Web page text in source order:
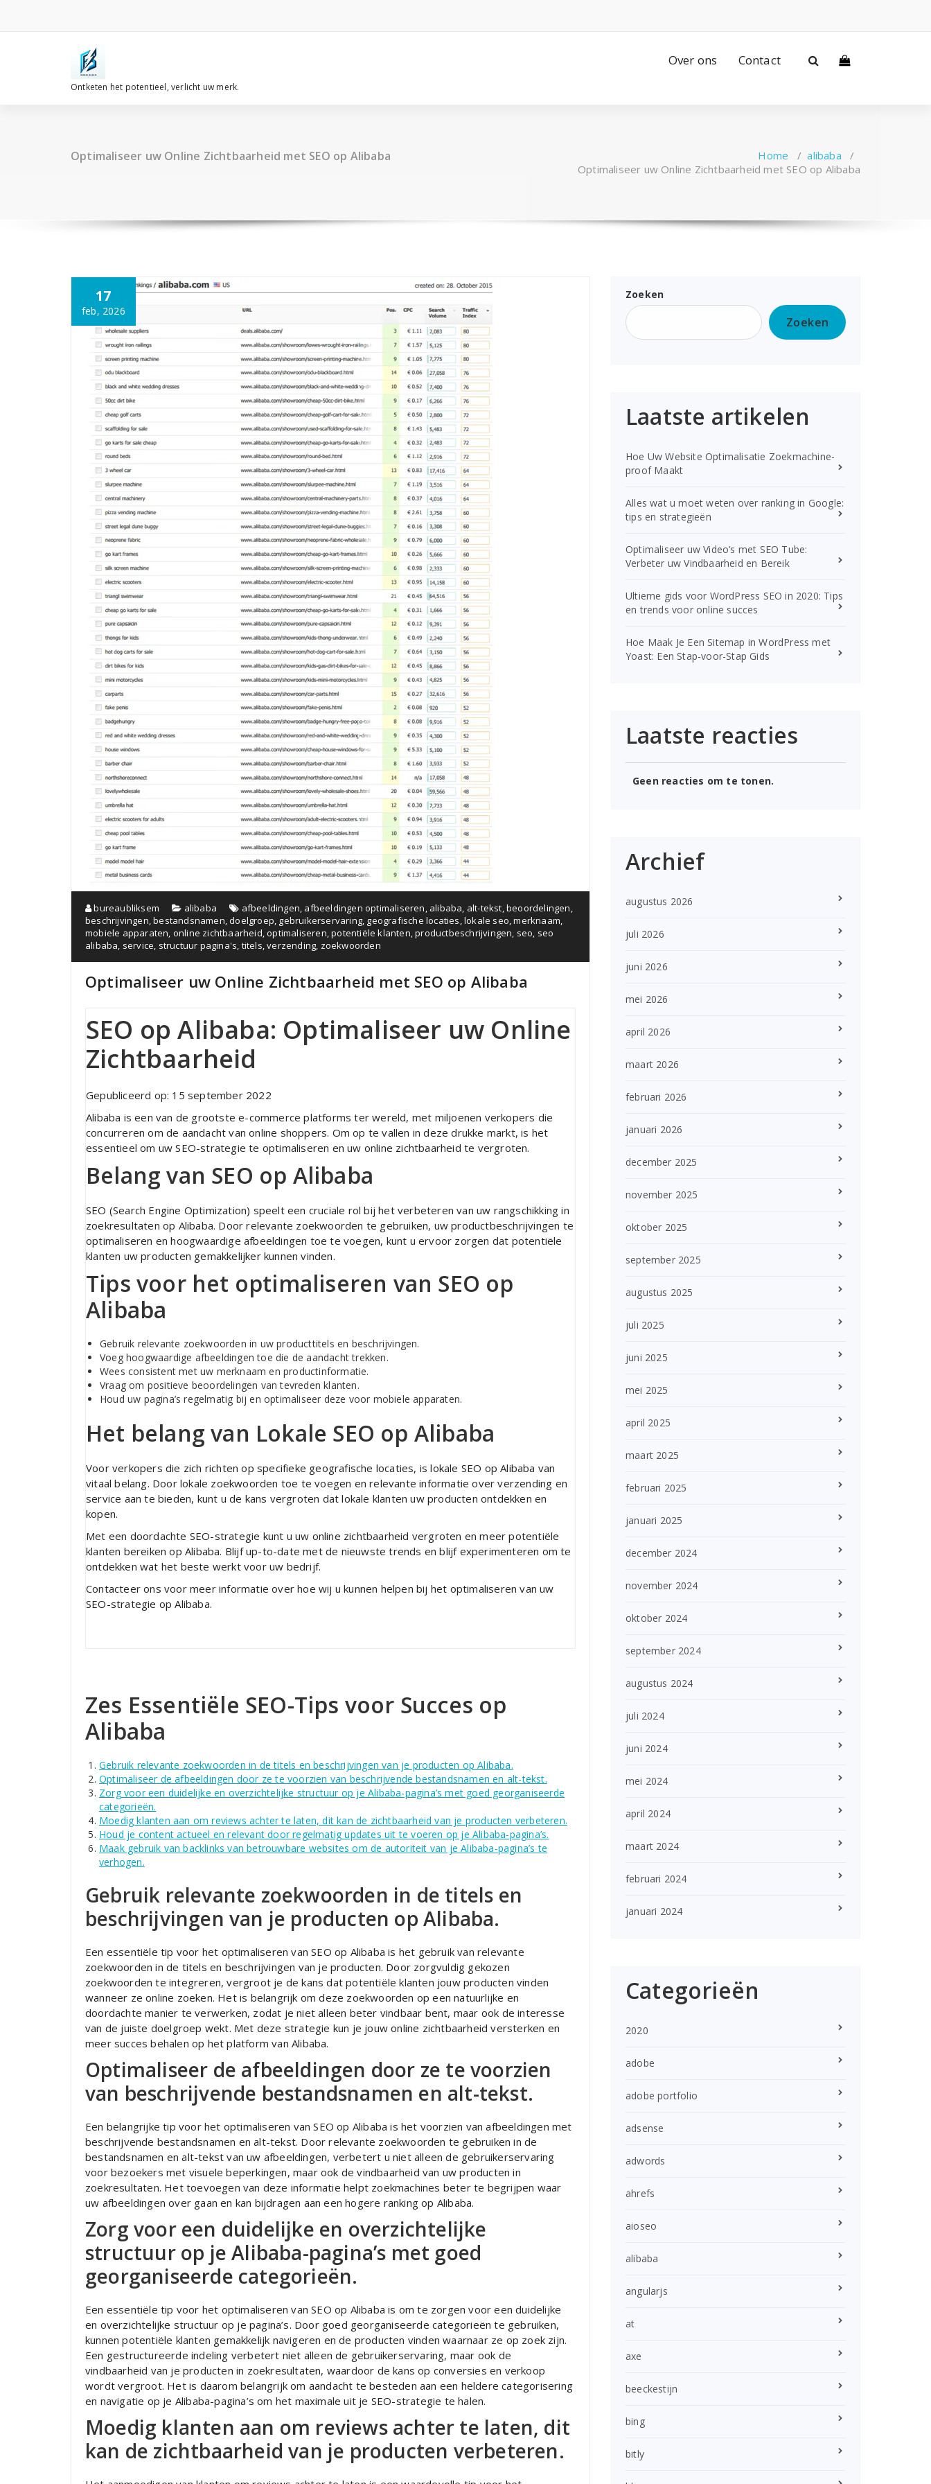
de
Ontketen het potentieel, verlicht uw merk.
Over ons Contact
Optimaliseer uw Online Zichtbaarheid met SEO op Alibaba Home /alibaba /
Optimaliseer uw Online Zichtbaarheid met SEO op Alibaba
17
feb, 2026
bureaubliksem alibaba afbeeldingen, afbeeldingen optimaliseren, alibaba, alt-tekst,beoordelingen,
beschrijvingen,bestandsnamen,doelgroep, gebruikerservaring, geografische locaties,lokale seo,merknaam,
mobiele apparaten, online zichtbaarheid,optimaliseren,potentiële klanten,productbeschrijvingen, seo, seo
alibaba, service, structuur pagina's, titels,verzending, zoekwoorden
Optimaliseer uw Online Zichtbaarheid met SEO op Alibaba
SEO op Alibaba: Optimaliseer uw Online
Zichtbaarheid
Gepubliceerd op: 15 september 2022
Alibaba is een van de grootste e-commerce platforms ter wereld, met miljoenen verkopers die
concurreren om de aandacht van online shoppers. Om op te vallen in deze drukke markt, is het
essentieel om uw SEO-strategie te optimaliseren en uw online zichtbaarheid te vergroten.
Belang van SEO op Alibaba
SEO (Search Engine Optimization) speelt een cruciale rol bij het verbeteren van uw rangschikking in
zoekresultaten op Alibaba. Door relevante zoekwoorden te gebruiken, uw productbeschrijvingen te
optimaliseren en hoogwaardige afbeeldingen toe te voegen, kunt u ervoor zorgen dat potentiële
klanten uw producten gemakkelijker kunnen vinden.
Tips voor het optimaliseren van SEO op
Alibaba
Gebruik relevante zoekwoorden in uw producttitels en beschrijvingen.
Voeg hoogwaardige afbeeldingen toe die de aandacht trekken.
Wees consistent met uw merknaam en productinformatie.
Vraag om positieve beoordelingen van tevreden klanten.
Houd uw pagina’s regelmatig bij en optimaliseer deze voor mobiele apparaten.
Het belang van Lokale SEO op Alibaba
Voor verkopers die zich richten op specifieke geografische locaties, is lokale SEO op Alibaba van
vitaal belang. Door lokale zoekwoorden toe te voegen en relevante informatie over verzending en
service aan te bieden, kunt u de kans vergroten dat lokale klanten uw producten ontdekken en
kopen.
Met een doordachte SEO-strategie kunt u uw online zichtbaarheid vergroten en meer potentiële
klanten bereiken op Alibaba. Blijf up-to-date met de nieuwste trends en blijf experimenteren om te
ontdekken wat het beste werkt voor uw bedrijf.
Contacteer ons voor meer informatie over hoe wij u kunnen helpen bij het optimaliseren van uw
SEO-strategie op Alibaba.
Zes Essentiële SEO-Tips voor Succes op
Alibaba
Gebruik relevante zoekwoorden in de titels en beschrijvingen van je producten op Alibaba.
Optimaliseer de afbeeldingen door ze te voorzien van beschrijvende bestandsnamen en alt-tekst.
Zorg voor een duidelijke en overzichtelijke structuur op je Alibaba-pagina’s met goed georganiseerde
categorieën.
Moedig klanten aan om reviews achter te laten, dit kan de zichtbaarheid van je producten verbeteren.
Houd je content actueel en relevant door regelmatig updates uit te voeren op je Alibaba-pagina’s.
Maak gebruik van backlinks van betrouwbare websites om de autoriteit van je Alibaba-pagina’s te
verhogen.
Gebruik relevante zoekwoorden in de titels en
beschrijvingen van je producten op Alibaba.
Een essentiële tip voor het optimaliseren van SEO op Alibaba is het gebruik van relevante
zoekwoorden in de titels en beschrijvingen van je producten. Door zorgvuldig gekozen
zoekwoorden te integreren, vergroot je de kans dat potentiële klanten jouw producten vinden
wanneer ze online zoeken. Het is belangrijk om deze zoekwoorden op een natuurlijke en
doordachte manier te verwerken, zodat je niet alleen beter vindbaar bent, maar ook de interesse
van de juiste doelgroep wekt. Met deze strategie kun je jouw online zichtbaarheid versterken en
meer succes behalen op het platform van Alibaba.
Optimaliseer de afbeeldingen door ze te voorzien
van beschrijvende bestandsnamen en alt-tekst.
Een belangrijke tip voor het optimaliseren van SEO op Alibaba is het voorzien van afbeeldingen met
beschrijvende bestandsnamen en alt-tekst. Door relevante zoekwoorden te gebruiken in de
bestandsnamen en alt-tekst van uw afbeeldingen, verbetert u niet alleen de gebruikerservaring
voor bezoekers met visuele beperkingen, maar ook de vindbaarheid van uw producten in
zoekresultaten. Het toevoegen van deze informatie helpt zoekmachines beter te begrijpen waar
uw afbeeldingen over gaan en kan bijdragen aan een hogere ranking op Alibaba.
Zorg voor een duidelijke en overzichtelijke
structuur op je Alibaba-pagina’s met goed
georganiseerde categorieën.
Een essentiële tip voor het optimaliseren van SEO op Alibaba is om te zorgen voor een duidelijke
en overzichtelijke structuur op je pagina’s. Door goed georganiseerde categorieën te gebruiken,
kunnen potentiële klanten gemakkelijk navigeren en de producten vinden waarnaar ze op zoek zijn.
Een gestructureerde indeling verbetert niet alleen de gebruikerservaring, maar ook de
vindbaarheid van je producten in zoekresultaten, waardoor de kans op conversies en verkoop
wordt vergroot. Het is daarom belangrijk om aandacht te besteden aan een heldere categorisering
en navigatie op je Alibaba-pagina’s om het maximale uit je SEO-strategie te halen.
Moedig klanten aan om reviews achter te laten, dit
kan de zichtbaarheid van je producten verbeteren.
Zoeken
Zoeken
Laatste artikelen
Hoe Uw Website Optimalisatie Zoekmachine-
proof Maakt
Alles wat u moet weten over ranking in Google:
tips en strategieën
Optimaliseer uw Video’s met SEO Tube:
Verbeter uw Vindbaarheid en Bereik
Ultieme gids voor WordPress SEO in 2020: Tips
en trends voor online succes
Hoe Maak Je Een Sitemap in WordPress met
Yoast: Een Stap-voor-Stap Gids
Laatste reacties
Geen reacties om te tonen.
Archief
augustus 2026
juli 2026
juni 2026
mei 2026
april 2026
maart 2026
februari 2026
januari 2026
december 2025
november 2025
oktober 2025
september 2025
augustus 2025
juli 2025
juni 2025
mei 2025
april 2025
maart 2025
februari 2025
januari 2025
december 2024
november 2024
oktober 2024
september 2024
augustus 2024
juli 2024
juni 2024
mei 2024
april 2024
maart 2024
februari 2024
januari 2024
Categorieën
2020
adobe
adobe portfolio
adsense
adwords
ahrefs
aioseo
alibaba
angularjs
at
axe
beeckestijn
bing
bitly